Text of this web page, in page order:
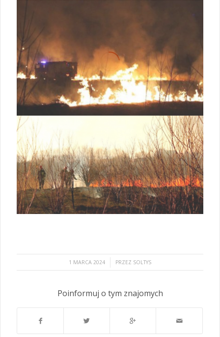
1 MARCA 2024
/ PRZEZ SOLTYS
Poinformuj o tym znajomych